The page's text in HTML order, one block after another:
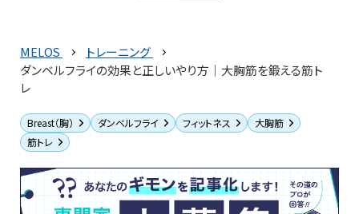
MELOS
トレーニング
ダンベルフライの効果と正しいやり方｜大胸筋を鍛える筋ト
レ
Breast（胸） ダンベルフライ フィットネス
大胸筋
筋トレ